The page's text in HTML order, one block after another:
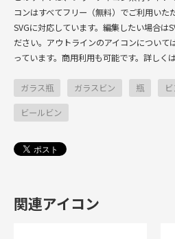
コンはすべてフリー（無料）でご利用いた
SVGに対応しています。編集したい場合は
ださい。アウトラインのアイコンについて
っています。商用利用も可能です。詳しく
ガラス瓶 ガラスビン 瓶
ビールビン
関連アイコン